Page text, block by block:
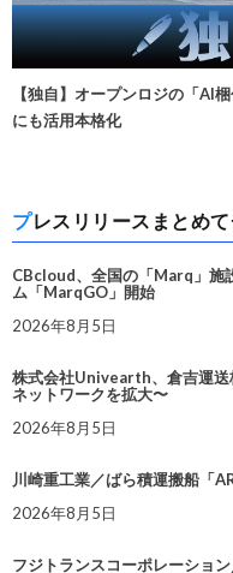
【独自】オープンロジの「AI
にも活用本格化
プレスリリースまとめ
CBcloud、全国の「Marq」施
ム「MarqGO」開始
2026年8月5日
株式会社Univearth、倉吉運送
ネットワークを拡大〜
2026年8月5日
川崎重工業／ばら積運搬船「
2026年8月5日
フジトランスコーポレーショ